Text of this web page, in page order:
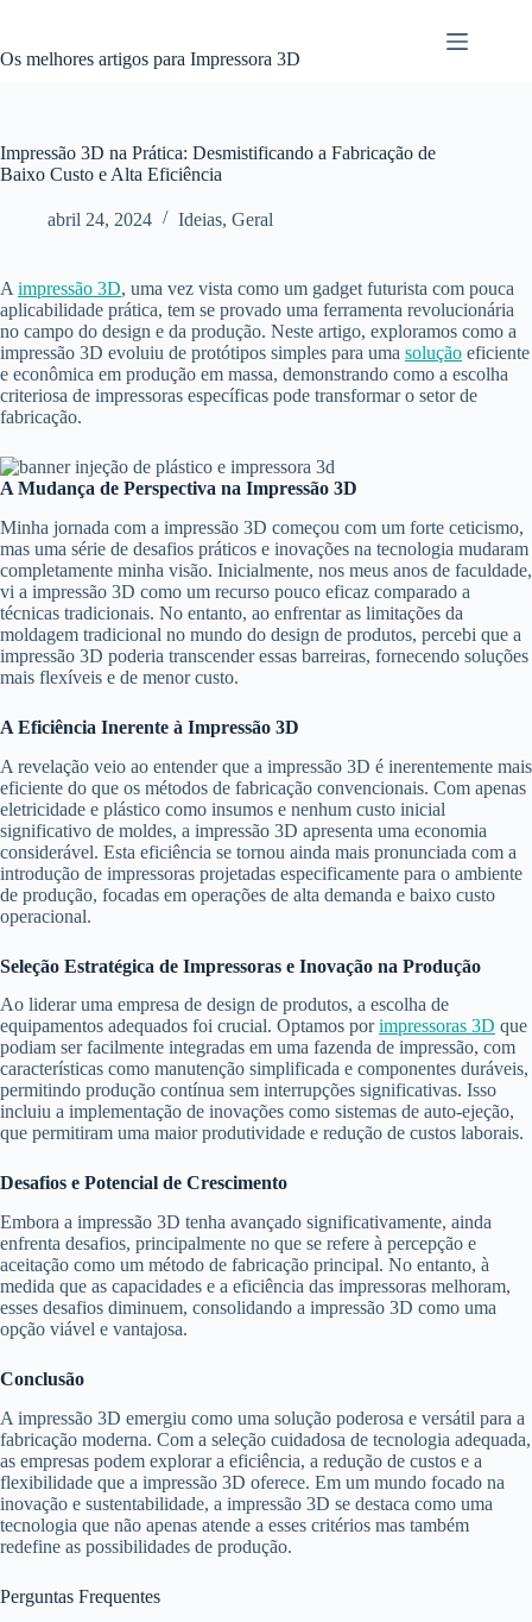
o
Os melhores artigos para Impressora 3D
Impressão 3D na Prática: Desmistificando a Fabricação de
Baixo Custo e Alta Eficiência
abril 24, 2024 Ideias, Geral
A impressão 3D, uma vez vista como um gadget futurista com pouca
aplicabilidade prática, tem se provado uma ferramenta revolucionária
no campo do design e da produção. Neste artigo, exploramos como a
impressão 3D evoluiu de protótipos simples para uma solução eficiente
e econômica em produção em massa, demonstrando como a escolha
criteriosa de impressoras específicas pode transformar o setor de
fabricação.
A Mudança de Perspectiva na Impressão 3D
Minha jornada com a impressão 3D começou com um forte ceticismo,
mas uma série de desafios práticos e inovações na tecnologia mudaram
completamente minha visão. Inicialmente, nos meus anos de faculdade,
vi a impressão 3D como um recurso pouco eficaz comparado a
técnicas tradicionais. No entanto, ao enfrentar as limitações da
moldagem tradicional no mundo do design de produtos, percebi que a
impressão 3D poderia transcender essas barreiras, fornecendo soluções
mais flexíveis e de menor custo.
A Eficiência Inerente à Impressão 3D
A revelação veio ao entender que a impressão 3D é inerentemente mais
eficiente do que os métodos de fabricação convencionais. Com apenas
eletricidade e plástico como insumos e nenhum custo inicial
significativo de moldes, a impressão 3D apresenta uma economia
considerável. Esta eficiência se tornou ainda mais pronunciada com a
introdução de impressoras projetadas especificamente para o ambiente
de produção, focadas em operações de alta demanda e baixo custo
operacional.
Seleção Estratégica de Impressoras e Inovação na Produção
Ao liderar uma empresa de design de produtos, a escolha de
equipamentos adequados foi crucial. Optamos porimpressoras 3D que
podiam ser facilmente integradas em uma fazenda de impressão, com
características como manutenção simplificada e componentes duráveis,
permitindo produção contínua sem interrupções significativas. Isso
incluiu a implementação de inovações como sistemas de auto-ejeção,
que permitiram uma maior produtividade e redução de custos laborais.
Desafios e Potencial de Crescimento
Embora a impressão 3D tenha avançado significativamente, ainda
enfrenta desafios, principalmente no que se refere à percepção e
aceitação como um método de fabricação principal. No entanto, à
medida que as capacidades e a eficiência das impressoras melhoram,
esses desafios diminuem, consolidando a impressão 3D como uma
opção viável e vantajosa.
Conclusão
A impressão 3D emergiu como uma solução poderosa e versátil para a
fabricação moderna. Com a seleção cuidadosa de tecnologia adequada,
as empresas podem explorar a eficiência, a redução de custos e a
flexibilidade que a impressão 3D oferece. Em um mundo focado na
inovação e sustentabilidade, a impressão 3D se destaca como uma
tecnologia que não apenas atende a esses critérios mas também
redefine as possibilidades de produção.
Perguntas Frequentes